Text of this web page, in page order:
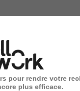
- 100 000 € / an
pour rendre votre
plus efficace.